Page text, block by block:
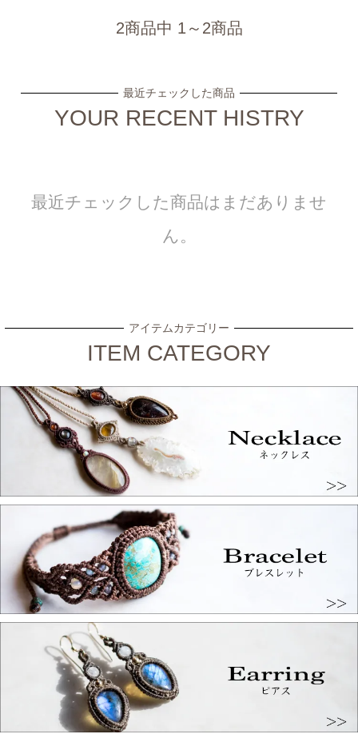
2商品中 1～2商品
最近チェックした商品
YOUR RECENT HISTRY
最近チェックした商品はまだありませ
ん。
アイテムカテゴリー
ITEM CATEGORY